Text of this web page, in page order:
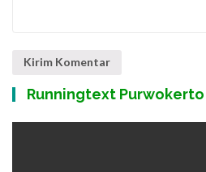
Runningtext Purwokerto